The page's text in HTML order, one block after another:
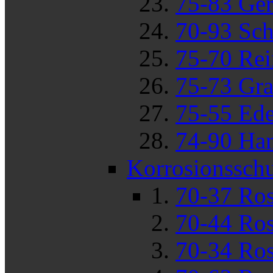
70-93
75-70
75-73
75-55
74-90
70-37
70-44
70-34